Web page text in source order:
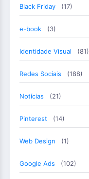
Black Friday (17)
e-book (3)
Identidade Visual (81)
Redes Sociais (188)
Notícias (21)
Pinterest (14)
Web Design (1)
Google Ads (102)